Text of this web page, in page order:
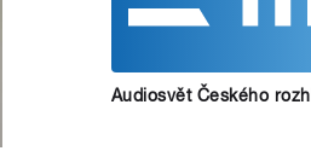
Audiosvět Českého